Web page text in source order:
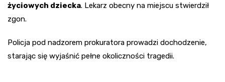
życiowych dziecka. Lekarz obecny na miejscu stwierdził
zgon.
Policja pod nadzorem prokuratora prowadzi dochodzenie,
starając się wyjaśnić pełne okoliczności tragedii.